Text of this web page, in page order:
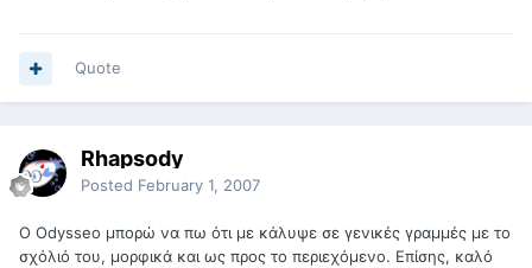
Quote
Rhapsody
Posted February 1, 2007
Ο Οdysseo μπορώ να πω ότι με κάλυψε σε γενικές γραμμές με το
σχόλιό του, μορφικά και ως προς το περιεχόμενο. Επίσης, καλό